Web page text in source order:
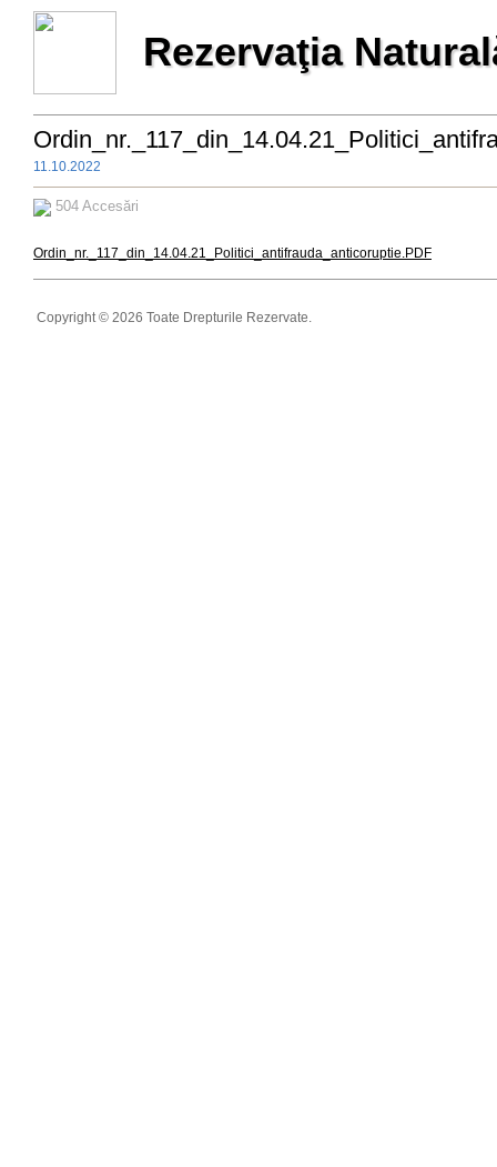
Rezervaţia
11.10.2022
504 Accesări
Ordin_nr._117_din_14.04.21_Politici_antifrauda_anticoruptie.PDF
Copyright © 2026 Toate Drepturile Rezervate.